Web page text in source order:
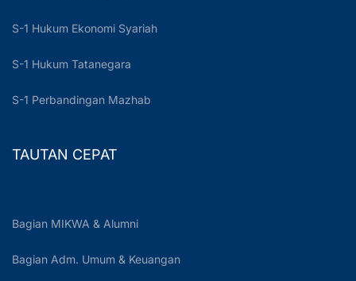
S-1 Hukum Ekonomi Syariah
S-1 Hukum Tatanegara
S-1 Perbandingan Mazhab
TAUTAN CEPAT
Bagian MIKWA & Alumni
Bagian Adm. Umum & Keuangan